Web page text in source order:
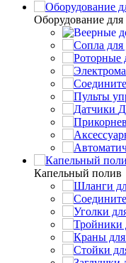
Оборудование
Капельный полив